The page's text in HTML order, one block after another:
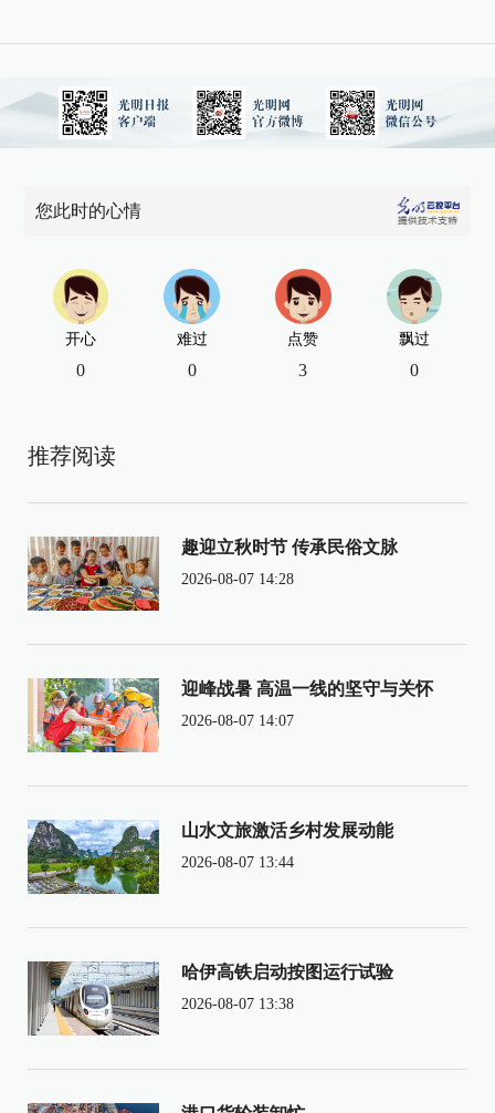
您此时的心情
开心
0
难过
0
点赞
3
飘过
0
推荐阅读
趣迎立秋时节 传承民俗文脉
2026-08-07 14:28
迎峰战暑 高温一线的坚守与关怀
2026-08-07 14:07
山水文旅激活乡村发展动能
2026-08-07 13:44
哈伊高铁启动按图运行试验
2026-08-07 13:38